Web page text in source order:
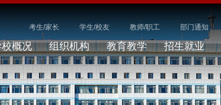
考生/家长 学生/校友 教师/职工 部门通知
校概况 组织机构 教育教学 招生就业